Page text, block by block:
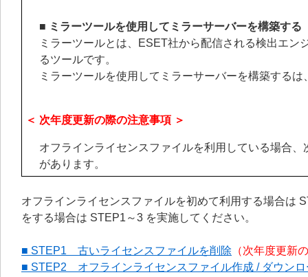
■ ミラーツールを使用してミラーサーバーを構築する
ミラーツールとは、ESET社から配信される検出エ
るツールです。
ミラーツールを使用してミラーサーバーを構築する
＜ 次年度更新の際の注意事項 ＞
オフラインライセンスファイルを利用している場合
があります。
オフラインライセンスファイルを初めて利用する場合は
をする場合は STEP1～3 を実施してください。
■ STEP1 古いライセンスファイルを削除 （次年度更新
■ STEP2 オフラインライセンスファイル作成 / ダウンロ